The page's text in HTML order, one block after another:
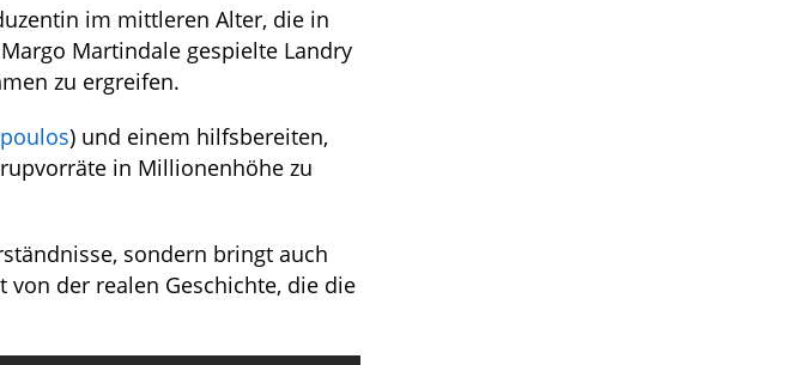
im mittleren Alter, die in
Martindale gespielte Landry
zu ergreifen.
) und einem hilfsbereiten,
in Millionenhöhe zu
sondern bringt auch
der realen Geschichte, die die